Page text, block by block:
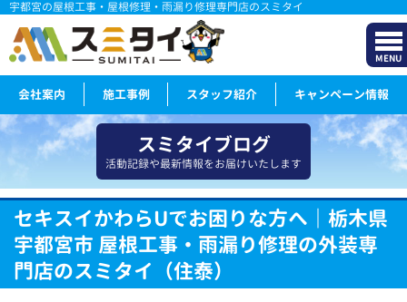
宇都宮の屋根工事・屋根修理・雨漏り修理専門店のスミタイ
MENU
会社案内 施工事例 スタッフ紹介 キャンペーン情報
スミタイブログ
活動記録や最新情報をお届けいたします
セキスイかわらUでお困りな方へ｜栃木県
宇都宮市 屋根工事・雨漏り修理の外装専
門店のスミタイ（住泰）